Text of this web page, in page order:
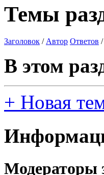
Темы
Заголовок / Автор Ответов /
В этом
+ Новая
Модераторы